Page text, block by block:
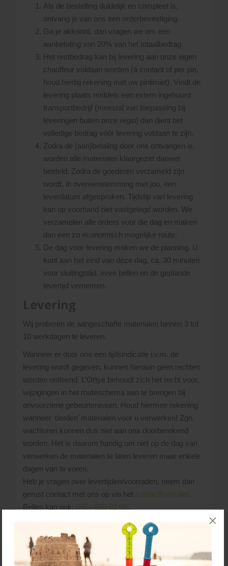
Als de bestelling duidelijk en compleet is,
ontvang je van ons een orderbevestiging.
Ga je akkoord, dan vragen we om een
aanbetaling van 20% van het totaalbedrag.
Het restbedrag kan bij levering aan onze eigen
chauffeur voldaan worden (á contant of per pin,
houd hierbij rekening met uw pinlimiet). Vindt de
levering plaats middels een extern ingehuurd
transportbedrijf (meestal van toepassing bij
leveringen buiten onze regio) dan dient het
volledige bedrag vóór levering voldaan te zijn.
Zodra de (aan)betaling door ons ontvangen is,
worden alle materialen klaargezet danwel
besteld. Zodra de goederen verzameld zijn
wordt, in overeenstemming met jou, een
leverdatum afgesproken. Tijdstip van levering
kan op voorhand niet vastgelegd worden. We
verzamelen alle orders voor die dag en maken
dan een zo economisch mogelijke route.
De dag voor levering maken we de planning. U
kunt aan het eind van deze dag, ca. 30 minuten
voor sluitingstijd, even bellen en de geplande
levertijd vernemen.
Wij proberen de aangeschafte materialen binnen 3 tot
10 werkdagen te leveren.
Wanneer er door ons een tijdsindicatie i.v.m. de
levering wordt gegeven, kunnen hieraan geen rechten
worden ontleend. L’Ortye behoudt zich het recht voor,
wijzigingen in het routeschema aan te brengen bij
onvoorziene gebeurtenissen. Houd hiermee rekening
wanneer ‘derden’ materialen voor u verwerken! Zgn.
wachturen kunnen dus niet aan ons doorberekend
worden. Het is daarom handig om niet op de dag van
verwerken de materialen te laten leveren maar enkele
dagen van te voren.
Heb je vragen over levertijden/voorraden, neem dan
gerust contact met ons op via het contactformulier
Bellen kan ook: 045 - 528 02 02
De materialen die je besteld hebt, lossen we
naast de vrachtwagen. Uiteraard probeert de
chauffeur de materialen zo dicht mogelijk bij de
gewenste losplaats af te leveren. Uitgangspunt